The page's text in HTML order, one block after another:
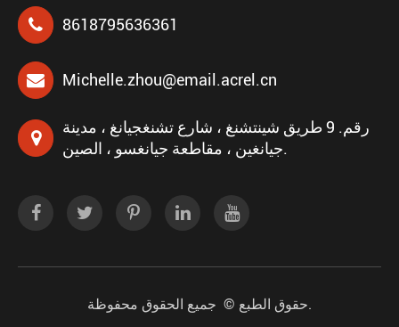
8618795636361
Michelle.zhou@email.acrel.cn
رقم. 9 طريق شينتشنغ ، شارع تشنغجيانغ ، مدينة
جيانغين ، مقاطعة جيانغسو ، الصين.
حقوق الطبع ©جميع الحقوق محفوظة.